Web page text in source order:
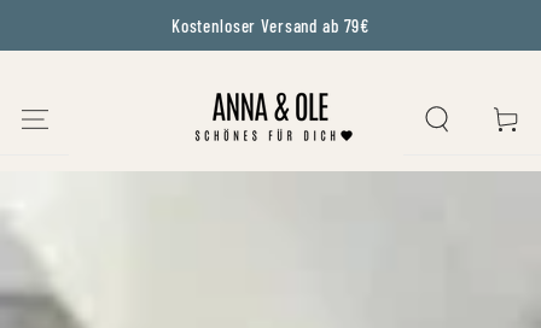
IGNORER LE CONTENUKostenloser Versand ab 79€
PANIER